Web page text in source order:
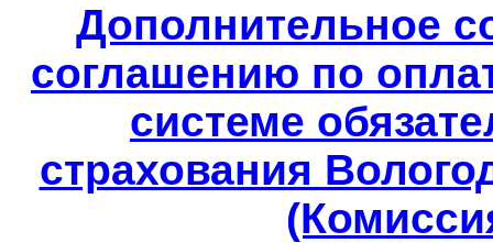
Дополнительное
соглашению по
системе
страхования